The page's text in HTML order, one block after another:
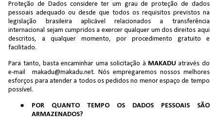
Proteção de Dados considere ter um grau de proteção de dados
pessoais adequado ou desde que todos os requisitos previstos na
legislação brasileira aplicável relacionados a transferência
internacional sejam cumpridos a exercer qualquer um dos direitos aqui
descritos, a qualquer momento, por procedimento gratuito e
facilitado.
Para tanto, basta encaminhar uma solicitação à MAKADU através do
e-mail makadu@makadu.net. Nós empregaremos nossos melhores
esforços para atender a todos os pedidos no menor espaço de tempo
possível.
POR QUANTO TEMPO OS DADOS PESSOAIS SÃO
ARMAZENADOS?